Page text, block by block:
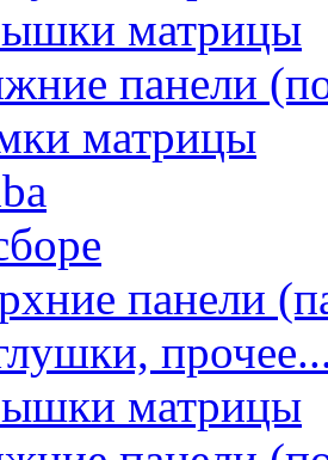
матрицы
панели
матрицы
панели
матрицы